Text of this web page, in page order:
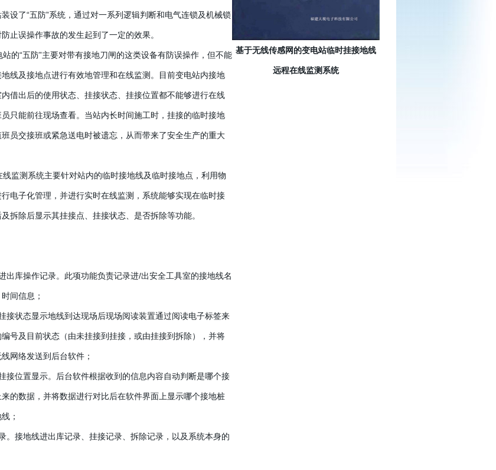
设了“五防”系统，通过对一系列逻辑判断和电气连锁及机械锁
止误操作事故的发生起到了一定的效果。
的“五防”主要对带有接地刀闸的这类设备有防误操作，但不能
线及接地点进行有效地管理和在线监测。目前变电站内接地
借出后的使用状态、挂接状态、挂接位置都不能够进行在线
只能前往现场查看。当站内长时间施工时，挂接的临时接地
员交接班或紧急送电时被遗忘，从而带来了安全生产的重大
监测系统主要针对站内的临时接地线及临时接地点，利用物
电子化管理，并进行实时在线监测，系统能够实现在临时接
拆除后显示其挂接点、挂接状态、是否拆除等功能。
出库操作记录。此项功能负责记录进/出安全工具室的接地线名
间信息；
接状态显示地线到达现场后现场阅读装置通过阅读电子标签来
号及目前状态（由未挂接到挂接，或由挂接到拆除），并将
网络发送到后台软件；
接位置显示。后台软件根据收到的信息内容自动判断是哪个接
的数据，并将数据进行对比后在软件界面上显示哪个接地桩
；
。接地线进出库记录、挂接记录、拆除记录，以及系统本身的
基于无线传感网的变电站临时挂接地线
远程在线监测系统